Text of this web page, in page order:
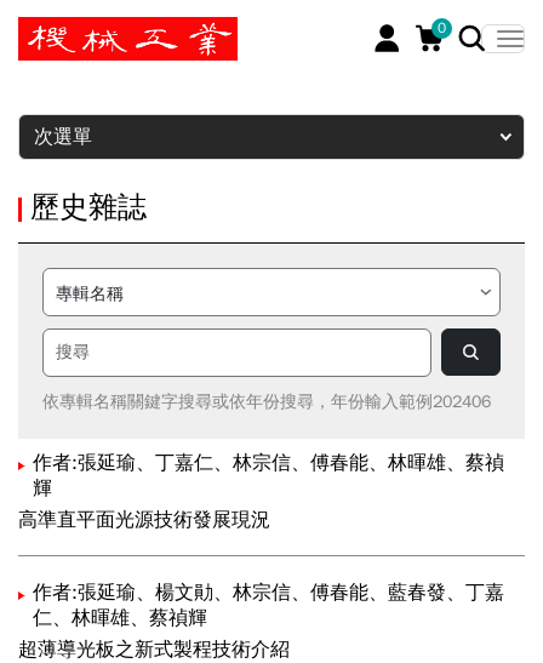
0
暫停
次選單
歷史雜誌
依專輯名稱關鍵字搜尋或依年份搜尋，年份輸入範例202406
作者:張延瑜、丁嘉仁、林宗信、傅春能、林暉雄、蔡禎
輝
高準直平面光源技術發展現況
作者:張延瑜、楊文勛、林宗信、傅春能、藍春發、丁嘉
仁、林暉雄、蔡禎輝
超薄導光板之新式製程技術介紹